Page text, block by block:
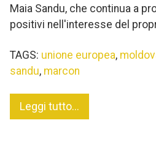
Maia Sandu, che continua a
positivi nell'interesse del
TAGS: unione europea,
sandu, marcon
Leggi tutto...